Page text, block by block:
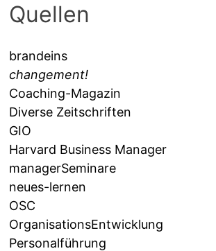
Quellen
brandeins
changement!
Coaching-Magazin
Diverse Zeitschriften
GIO
Harvard Business Manager
managerSeminare
neues-lernen
OSC
OrganisationsEntwicklung
Personalführung